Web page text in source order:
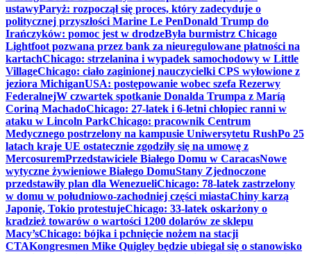
ustawyParyż: rozpoczął się proces, który zadecyduje o
politycznej przyszłości Marine Le PenDonald Trump do
Irańczyków: pomoc jest w drodzeByła burmistrz Chicago
Lightfoot pozwana przez bank za nieuregulowane płatności na
kartachChicago: strzelanina i wypadek samochodowy w Little
VillageChicago: ciało zaginionej nauczycielki CPS wyłowione z
jeziora MichiganUSA: postępowanie wobec szefa Rezerwy
FederalnejW czwartek spotkanie Donalda Trumpa z Maríą
Coriną MachadoChicago: 27-latek i 6-letni chłopiec ranni w
ataku w Lincoln ParkChicago: pracownik Centrum
Medycznego postrzelony na kampusie Uniwersytetu RushPo 25
latach kraje UE ostatecznie zgodziły się na umowę z
MercosuremPrzedstawiciele Białego Domu w CaracasNowe
wytyczne żywieniowe Białego DomuStany Zjednoczone
przedstawiły plan dla WenezueliChicago: 78-latek zastrzelony
w domu w południowo-zachodniej części miastaChiny karzą
Japonię, Tokio protestujeChicago: 33-latek oskarżony o
kradzież towarów o wartości 1200 dolarów ze sklepu
Macy’sChicago: bójka i pchnięcie nożem na stacji
CTAKongresmen Mike Quigley będzie ubiegał się o stanowisko